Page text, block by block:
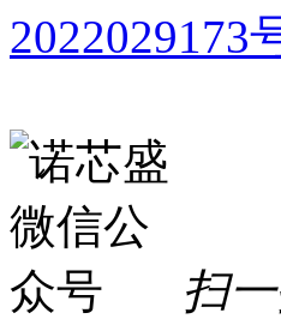
2022029173
扫